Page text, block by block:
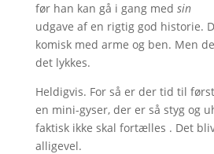
før han kan gå i gang med sin
udgave af en rigtig god historie.
komisk med arme og ben. Men
det lykkes.
Heldigvis. For så er der tid til
en mini-gyser, der er så styg og
faktisk ikke skal fortælles . Det
alligevel.